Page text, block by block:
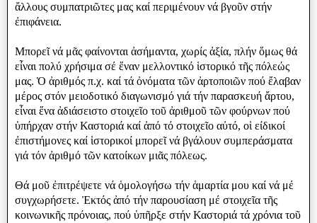
ἄλλους συμπατριῶτες μας καί περιμένουν νά βγοῦν στήν
ἐπιφάνεια.
Μπορεῖ νά μᾶς φαίνονται ἀσήμαντα, χωρίς ἀξία, πλήν ὅμως θά
εἶναι πολύ χρήσιμα σέ ἕναν μελλοντικό ἱστορικό τῆς πόλεώς
μας. Ὁ ἀριθμός π.χ. καί τά ὀνόματα τῶν ἀρτοποιῶν πού ἔλαβαν
μέρος στόν μειοδοτικό διαγωνισμό γιά τήν παρασκευή ἄρτου,
εἶναι ἕνα ἀδιάσειστο στοιχεῖο τοῦ ἀριθμοῦ τῶν φούρνων πού
ὑπήρχαν στήν Καστοριά καί ἀπό τό στοιχεῖο αὐτό, οἱ είδικοί
ἐπιστήμονες καί ἱστορικοί μπορεῖ νά βγάλουν συμπεράσματα
γιά τόν ἀριθμό τῶν κατοίκων μιᾶς πόλεως.
Θά μοῦ ἐπιτρέψετε νά ὁμολογήσω τήν ἁμαρτία μου καί νά μέ
συγχωρήσετε. Ἐκτός ἀπό τήν παρουσίαση μέ στοιχεῖα τῆς
κοινωνικῆς πρόνοιας, πού ὑπῆρξε στήν Καστοριά τά χρόνια τοῦ